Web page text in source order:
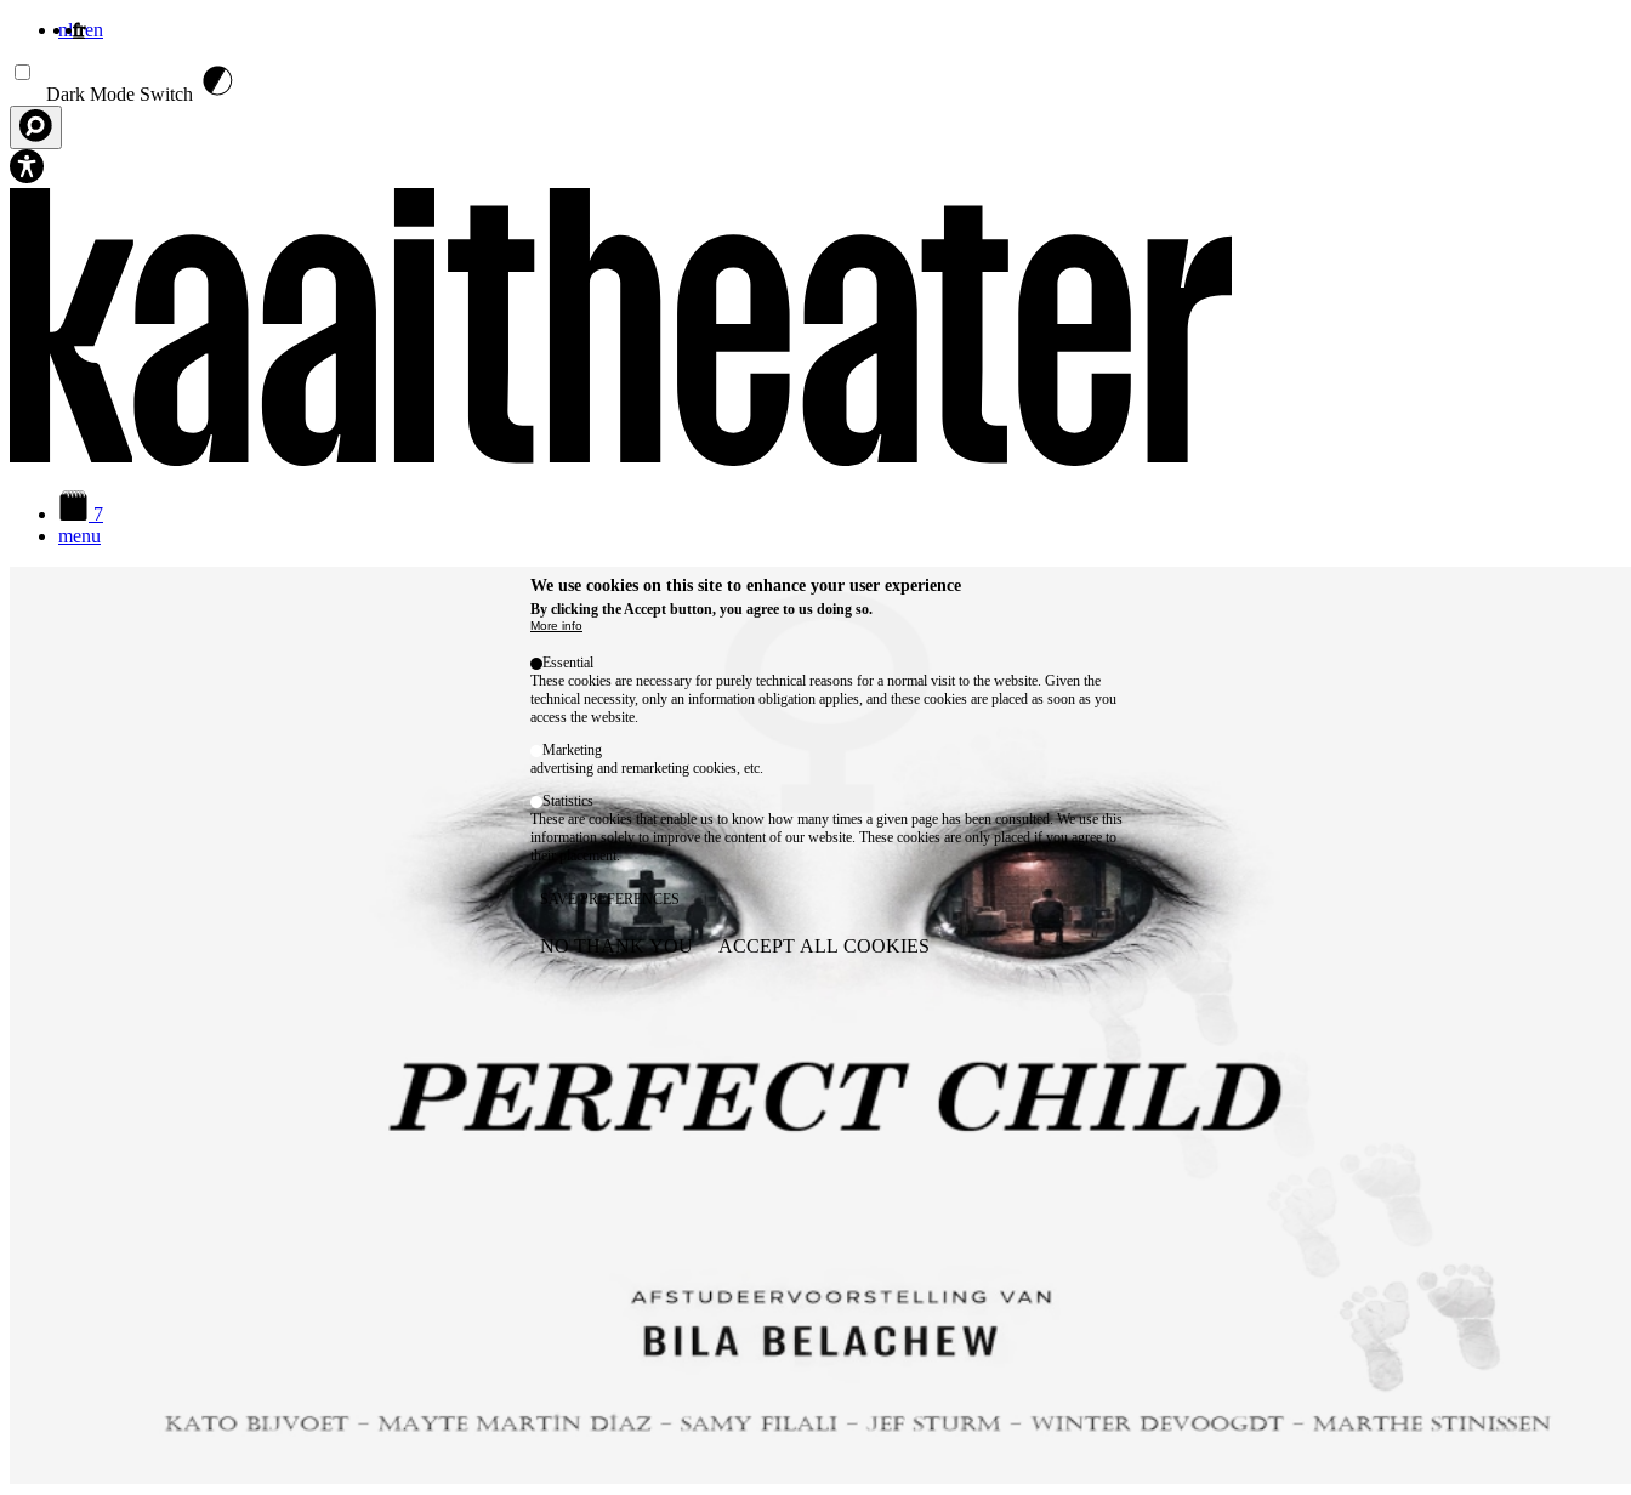
nlfren
Dark Mode Switch
7
menu
We use cookies on this site to enhance your user experience
By clicking the Accept button, you agree to us doing so.
More info
Essential
These cookies are necessary for purely technical reasons for a normal visit to the website. Given the
technical necessity, only an information obligation applies, and these cookies are placed as soon as you
access the website.
Marketing
advertising and remarketing cookies, etc.
Statistics
These are cookies that enable us to know how many times a given page has been consulted. We use this
information solely to improve the content of our website. These cookies are only placed if you agree to
their placement.
SAVE PREFERENCES
NO THANK YOU ACCEPT ALL COOKIES
WITHDRAW CONSENT